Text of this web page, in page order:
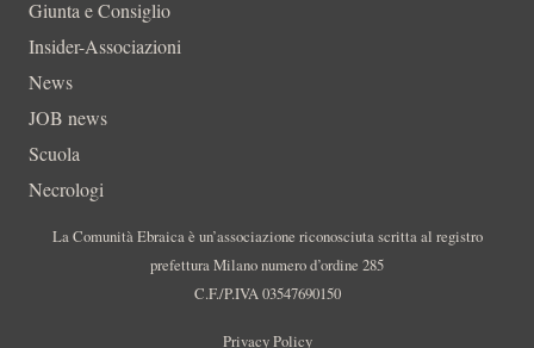
Giunta e Consiglio
Insider-Associazioni
News
JOB news
Scuola
Necrologi
La Comunità Ebraica è un’associazione riconosciuta scritta al registro
prefettura Milano numero d’ordine 285
C.F./P.IVA 03547690150
Privacy Policy